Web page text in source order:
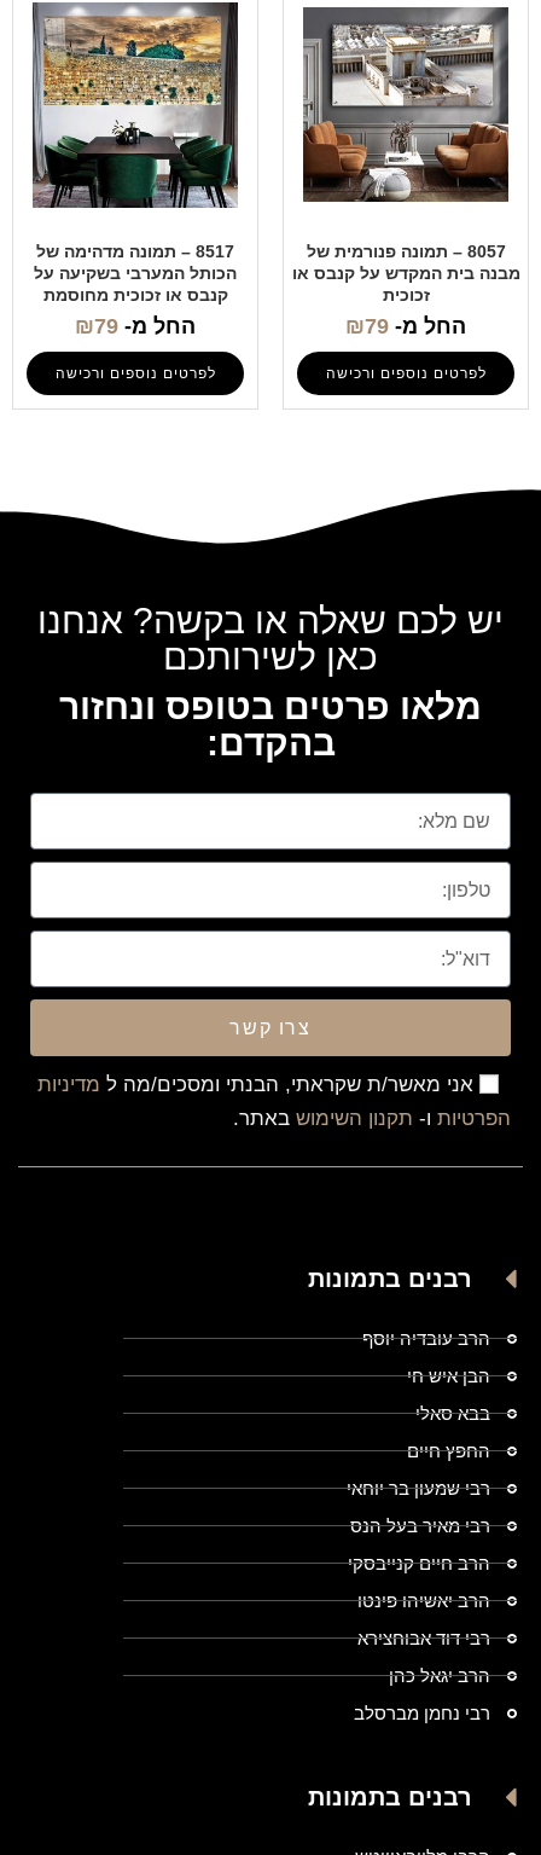
8057 – תמונה פנורמית של
מבנה בית המקדש על קנבס או
זכוכית
החל מ- ₪79
לפרטים נוספים ורכישה
8517 – תמונה מדהימה של
הכותל המערבי בשקיעה על
קנבס או זכוכית מחוסמת
החל מ- ₪79
לפרטים נוספים ורכישה
יש לכם שאלה או בקשה? אנחנו
כאן לשירותכם
מלאו פרטים בטופס ונחזור
בהקדם:
אני מאשר/ת שקראתי, הבנתי ומסכים/מה ל מדיניות
הפרטיות ו- תקנון השימוש באתר.
צרו קשר
רבנים בתמונות
הרב עובדיה יוסף
הבן איש חי
בבא סאלי
החפץ חיים
רבי שמעון בר יוחאי
רבי מאיר בעל הנס
הרב חיים קנייבסקי
הרב יאשיהו פינטו
רבי דוד אבוחצירא
הרב יגאל כהן
רבי נחמן מברסלב
רבנים בתמונות